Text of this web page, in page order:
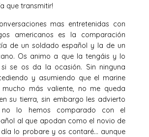
que transmitir!
mas entretenidas con
americanos es la comparación
de un soldado español y la de un
Os animo a que la tengáis y lo
si se os da la ocasión. Sin ninguna
y asumiendo que el marine
mucho más valiente, no me queda
su tierra, sin embargo les advierto
lo hemos comparado con el
al que apodan como el novio de
lo probare y os contaré… aunque